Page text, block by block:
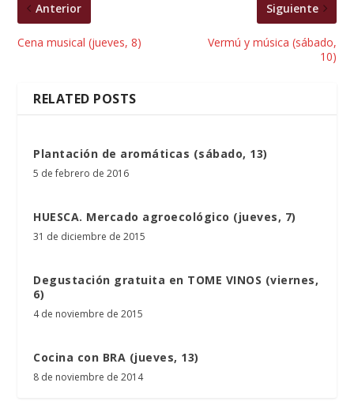
Anterior
Cena musical (jueves, 8)
Siguiente
Vermú y música (sábado,
10)
RELATED POSTS
Plantación de aromáticas (sábado, 13)
5 de febrero de 2016
HUESCA. Mercado agroecológico (jueves, 7)
31 de diciembre de 2015
Degustación gratuita en TOME VINOS (viernes,
6)
4 de noviembre de 2015
Cocina con BRA (jueves, 13)
8 de noviembre de 2014